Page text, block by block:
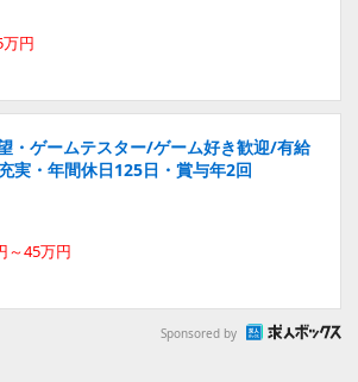
円
・ゲームテスター/ゲーム好き歓迎/有給
実・年間休日125日・賞与年2回
～45万円
Sponsored by